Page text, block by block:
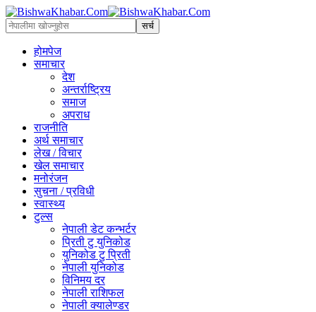
होमपेज
समाचार
देश
अन्तर्राष्ट्रिय
समाज
अपराध
राजनीति
अर्थ समाचार
लेख / विचार
खेल समाचार
मनोरंजन
सुचना / प्रविधी
स्वास्थ्य
टुल्स
नेपाली डेट कन्भर्टर
प्रिती टु युनिकोड
युनिकोड टु प्रिती
नेपाली युनिकोड
विनिमय दर
नेपाली राशिफल
नेपाली क्यालेण्डर